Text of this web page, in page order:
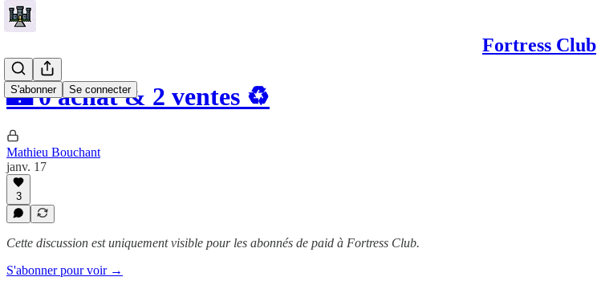
Fortress Club
S'abonner Se connecter
🏰 0 achat & 2 ventes ♻️
Mathieu Bouchant
janv. 17
3
Cette discussion est uniquement visible pour les abonnés de paid à Fortress Club.
S'abonner pour voir →